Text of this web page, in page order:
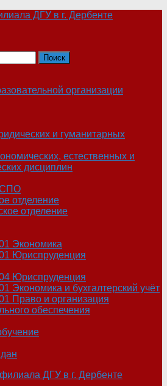
ДГУ в г. Дербенте
организации
и гуманитарных
естественных и
дисциплин
СПО
отделение
отделение
Экономика
Юриспруденция
Юриспруденция
Экономика и бухгалтерский учёт
Право и организация
обеспечения